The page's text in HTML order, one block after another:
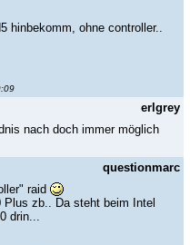
hinbekomm, ohne controller..
erlgrey
nach doch immer möglich
questionmarc
raid
zb.. Da steht beim Intel
drin...